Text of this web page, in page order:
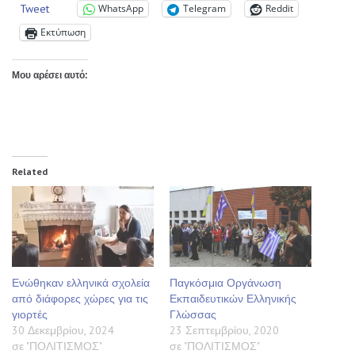
Tweet WhatsApp Telegram
Reddit
Εκτύπωση
Μου αρέσει αυτό:
Related
Ενώθηκαν ελληνικά σχολεία
από διάφορες χώρες για τις
γιορτές
30 Δεκεμβρίου, 2024
σε "ΠΟΛΙΤΙΣΜΟΣ"
Παγκόσμια Οργάνωση
Εκπαιδευτικών Ελληνικής
Γλώσσας
23 Σεπτεμβρίου, 2020
σε "ΠΟΛΙΤΙΣΜΟΣ"